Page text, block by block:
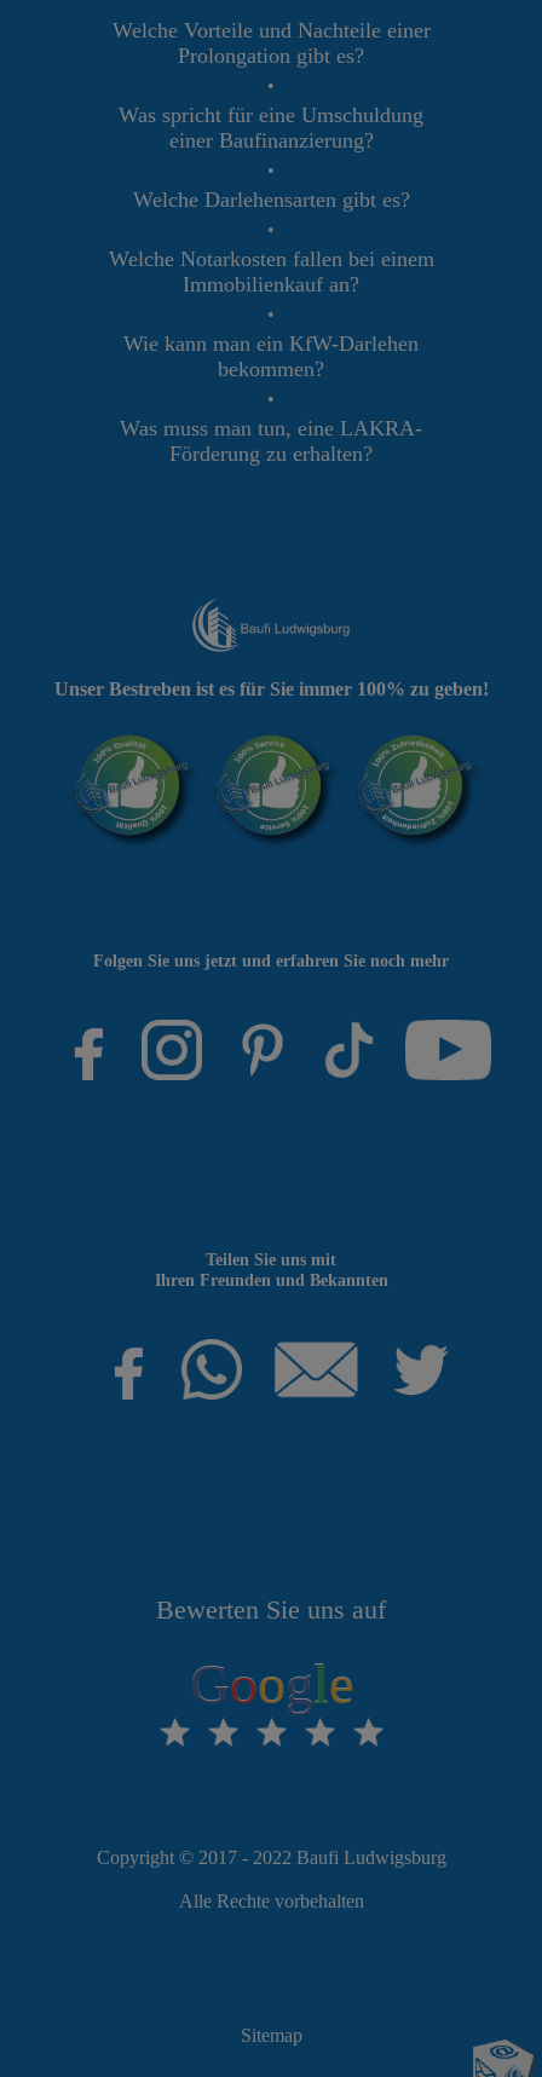
Welche Vorteile und Nachteile einer
Prolongation gibt es?
•
Was spricht für eine Umschuldung
einer Baufinanzierung?
•
Welche Darlehensarten gibt es?
•
Welche Notarkosten fallen bei einem
Immobilienkauf an?
•
Wie kann man ein KfW-Darlehen
bekommen?
•
Was muss man tun, eine LAKRA-
Förderung zu erhalten?
Bewerten Sie uns auf
Google
Teilen Sie uns mit
Ihren Freunden und Bekannten
Folgen Sie uns jetzt und erfahren Sie noch mehr
Unser Bestreben ist es für Sie immer 100% zu geben!
Copyright © 2017 - 2022 Baufi Ludwigsburg
Alle Rechte vorbehalten
Sitemap